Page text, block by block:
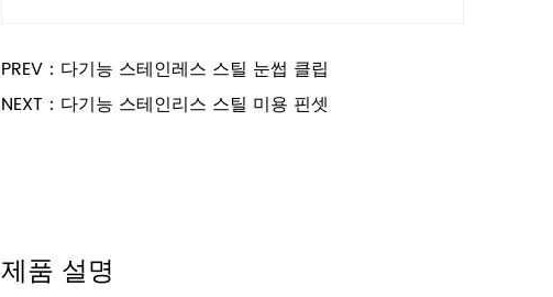
PREV：다기능 스테인레스 스틸 눈썹 클립
NEXT：다기능 스테인리스 스틸 미용 핀셋
제품 설명